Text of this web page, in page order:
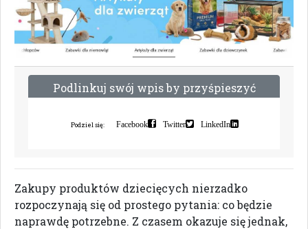
Podlinkuj swój wpisby przyśpieszyć
Podziel się: Facebook Twitter LinkedIn
Zakupy produktów dziecięcych nierzadko
rozpoczynają się od prostego pytania: co będzie
naprawdę potrzebne. Z czasem okazuje się jednak,